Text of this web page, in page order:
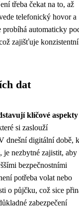
třeba čekat na to, až
telefonický hovor a
probíhá automaticky
zajišťuje konzistentní
dat
klíčové aspekty
si zaslouží
dnešní digitální době,
je nezbytné zajistit, aby
bezpečnostními
potřeba volat nebo
o půjčku, což sice
zabezpečení